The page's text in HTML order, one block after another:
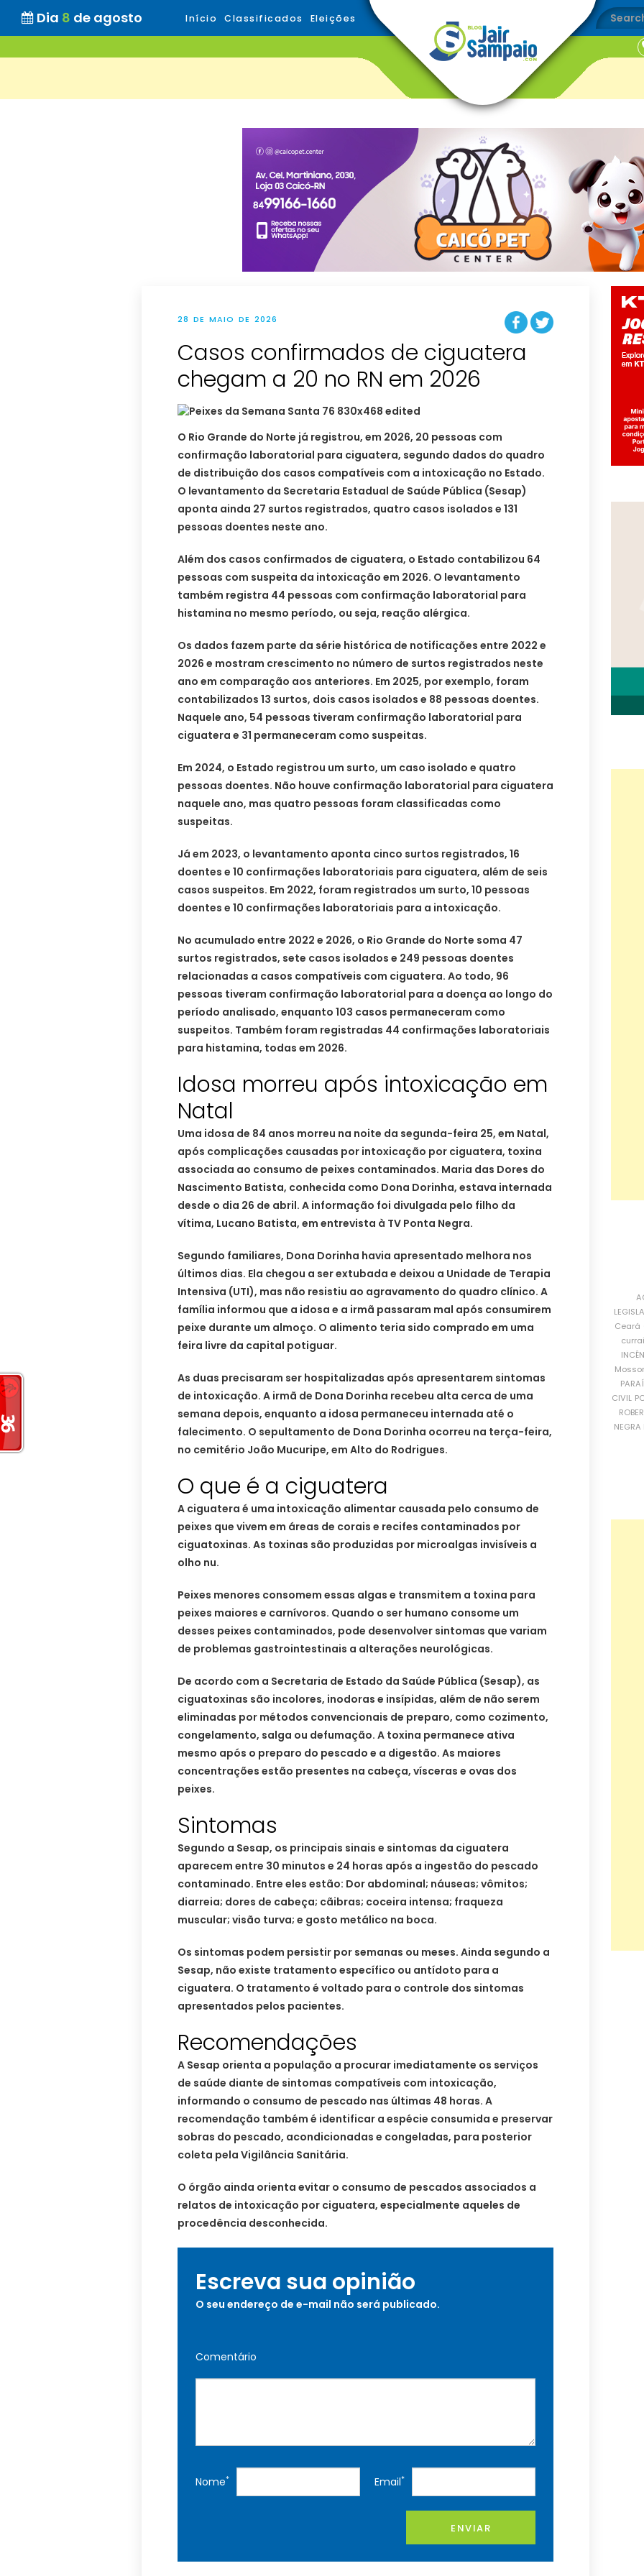
Dia 8 de agosto Início Classificados Eleições
28 DE MAIO DE 2026
Casos confirmados de ciguatera
chegam a 20 no RN em 2026
O Rio Grande do Norte já registrou, em 2026, 20 pessoas com
confirmação laboratorial para ciguatera, segundo dados do quadro
de distribuição dos casos compatíveis com a intoxicação no Estado.
O levantamento da Secretaria Estadual de Saúde Pública (Sesap)
aponta ainda 27 surtos registrados, quatro casos isolados e 131
pessoas doentes neste ano.
Além dos casos confirmados de ciguatera, o Estado contabilizou 64
pessoas com suspeita da intoxicação em 2026. O levantamento
também registra 44 pessoas com confirmação laboratorial para
histamina no mesmo período, ou seja, reação alérgica.
Os dados fazem parte da série histórica de notificações entre 2022 e
2026 e mostram crescimento no número de surtos registrados neste
ano em comparação aos anteriores. Em 2025, por exemplo, foram
contabilizados 13 surtos, dois casos isolados e 88 pessoas doentes.
Naquele ano, 54 pessoas tiveram confirmação laboratorial para
ciguatera e 31 permaneceram como suspeitas.
Em 2024, o Estado registrou um surto, um caso isolado e quatro
pessoas doentes. Não houve confirmação laboratorial para ciguatera
naquele ano, mas quatro pessoas foram classificadas como
suspeitas.
Já em 2023, o levantamento aponta cinco surtos registrados, 16
doentes e 10 confirmações laboratoriais para ciguatera, além de seis
casos suspeitos. Em 2022, foram registrados um surto, 10 pessoas
doentes e 10 confirmações laboratoriais para a intoxicação.
No acumulado entre 2022 e 2026, o Rio Grande do Norte soma 47
surtos registrados, sete casos isolados e 249 pessoas doentes
relacionadas a casos compatíveis com ciguatera. Ao todo, 96
pessoas tiveram confirmação laboratorial para a doença ao longo do
período analisado, enquanto 103 casos permaneceram como
suspeitos. Também foram registradas 44 confirmações laboratoriais
para histamina, todas em 2026.
Idosa morreu após intoxicação em
Natal
Uma idosa de 84 anos morreu na noite da segunda-feira 25, em Natal,
após complicações causadas por intoxicação por ciguatera, toxina
associada ao consumo de peixes contaminados. Maria das Dores do
Nascimento Batista, conhecida como Dona Dorinha, estava internada
desde o dia 26 de abril. A informação foi divulgada pelo filho da
vítima, Lucano Batista, em entrevista à TV Ponta Negra.
Segundo familiares, Dona Dorinha havia apresentado melhora nos
últimos dias. Ela chegou a ser extubada e deixou a Unidade de Terapia
Intensiva (UTI), mas não resistiu ao agravamento do quadro clínico. A
família informou que a idosa e a irmã passaram mal após consumirem
peixe durante um almoço. O alimento teria sido comprado em uma
feira livre da capital potiguar.
As duas precisaram ser hospitalizadas após apresentarem sintomas
de intoxicação. A irmã de Dona Dorinha recebeu alta cerca de uma
semana depois, enquanto a idosa permaneceu internada até o
falecimento. O sepultamento de Dona Dorinha ocorreu na terça-feira,
no cemitério João Mucuripe, em Alto do Rodrigues.
O que é a ciguatera
A ciguatera é uma intoxicação alimentar causada pelo consumo de
peixes que vivem em áreas de corais e recifes contaminados por
ciguatoxinas. As toxinas são produzidas por microalgas invisíveis a
olho nu.
Peixes menores consomem essas algas e transmitem a toxina para
peixes maiores e carnívoros. Quando o ser humano consome um
desses peixes contaminados, pode desenvolver sintomas que variam
de problemas gastrointestinais a alterações neurológicas.
De acordo com a Secretaria de Estado da Saúde Pública (Sesap), as
ciguatoxinas são incolores, inodoras e insípidas, além de não serem
eliminadas por métodos convencionais de preparo, como cozimento,
congelamento, salga ou defumação. A toxina permanece ativa
mesmo após o preparo do pescado e a digestão. As maiores
concentrações estão presentes na cabeça, vísceras e ovas dos
peixes.
Sintomas
Segundo a Sesap, os principais sinais e sintomas da ciguatera
aparecem entre 30 minutos e 24 horas após a ingestão do pescado
contaminado. Entre eles estão: Dor abdominal; náuseas; vômitos;
diarreia; dores de cabeça; cãibras; coceira intensa; fraqueza
muscular; visão turva; e gosto metálico na boca.
Os sintomas podem persistir por semanas ou meses. Ainda segundo a
Sesap, não existe tratamento específico ou antídoto para a
ciguatera. O tratamento é voltado para o controle dos sintomas
apresentados pelos pacientes.
Recomendações
A Sesap orienta a população a procurar imediatamente os serviços
de saúde diante de sintomas compatíveis com intoxicação,
informando o consumo de pescado nas últimas 48 horas. A
recomendação também é identificar a espécie consumida e preservar
sobras do pescado, acondicionadas e congeladas, para posterior
coleta pela Vigilância Sanitária.
O órgão ainda orienta evitar o consumo de pescados associados a
relatos de intoxicação por ciguatera, especialmente aqueles de
procedência desconhecida.
Escreva sua opinião
O seu endereço de e-mail não será publicado.
Comentário
Nome* Email*
ENVIAR
Ceará
CIVIL
NEGRA